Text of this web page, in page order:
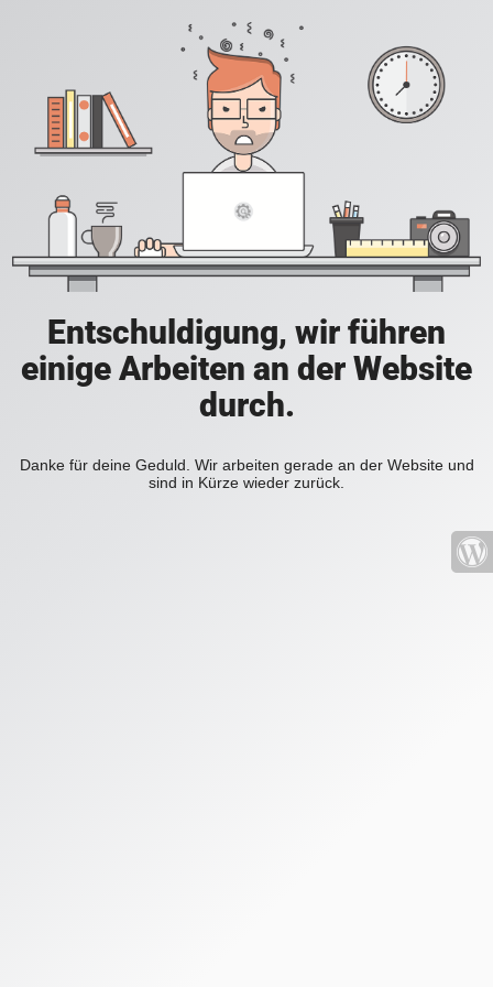
Entschuldigung, wir führen
einige Arbeiten an der Website
durch.
Danke für deine Geduld. Wir arbeiten gerade an der Website und
sind in Kürze wieder zurück.